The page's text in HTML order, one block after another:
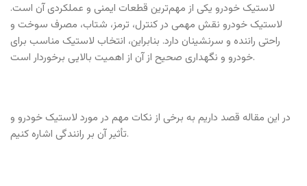
لاستیک خودرو یکی از مهم‌ترین قطعات ایمنی و عملکردی آن است.
لاستیک خودرو نقش مهمی در کنترل، ترمز، شتاب، مصرف سوخت و
راحتی راننده و سرنشینان دارد. بنابراین، انتخاب لاستیک مناسب برای
خودرو و نگهداری صحیح از آن از اهمیت بالایی برخوردار است.
در این مقاله قصد داریم به برخی از نکات مهم در مورد لاستیک خودرو و
تأثیر آن بر رانندگی اشاره کنیم.